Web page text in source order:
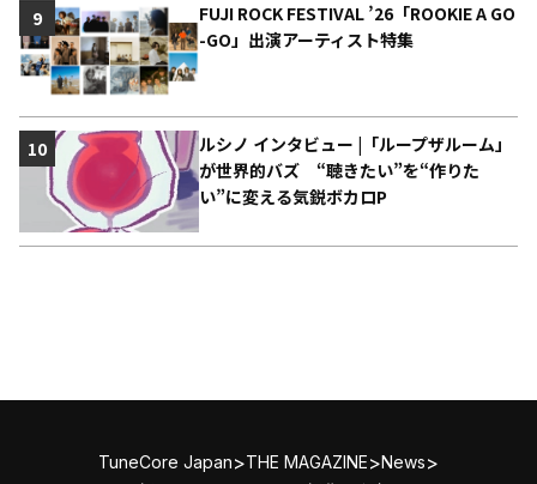
FUJI ROCK FESTIVAL ’26「ROOKIE A GO
-GO」出演アーティスト特集
9
ルシノ インタビュー |「ループザルーム」
が世界的バズ “聴きたい”を“作りた
い”に変える気鋭ボカロP
10
TuneCore Japan>THE MAGAZINE>News>